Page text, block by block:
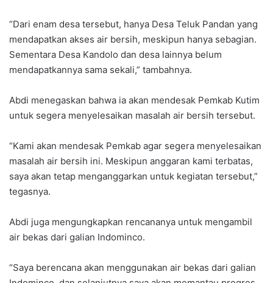
“Dari enam desa tersebut, hanya Desa Teluk Pandan yang
mendapatkan akses air bersih, meskipun hanya sebagian.
Sementara Desa Kandolo dan desa lainnya belum
mendapatkannya sama sekali,” tambahnya.
Abdi menegaskan bahwa ia akan mendesak Pemkab Kutim
untuk segera menyelesaikan masalah air bersih tersebut.
“Kami akan mendesak Pemkab agar segera menyelesaikan
masalah air bersih ini. Meskipun anggaran kami terbatas,
saya akan tetap menganggarkan untuk kegiatan tersebut,”
tegasnya.
Abdi juga mengungkapkan rencananya untuk mengambil
air bekas dari galian Indominco.
“Saya berencana akan menggunakan air bekas dari galian